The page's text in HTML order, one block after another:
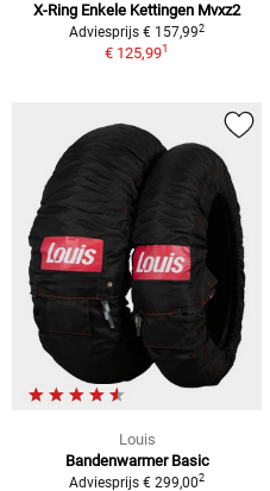
X-Ring Enkele Kettingen Mvxz2
Adviesprijs € 157,992
€ 125,991
Louis
Bandenwarmer Basic
Adviesprijs € 299,002